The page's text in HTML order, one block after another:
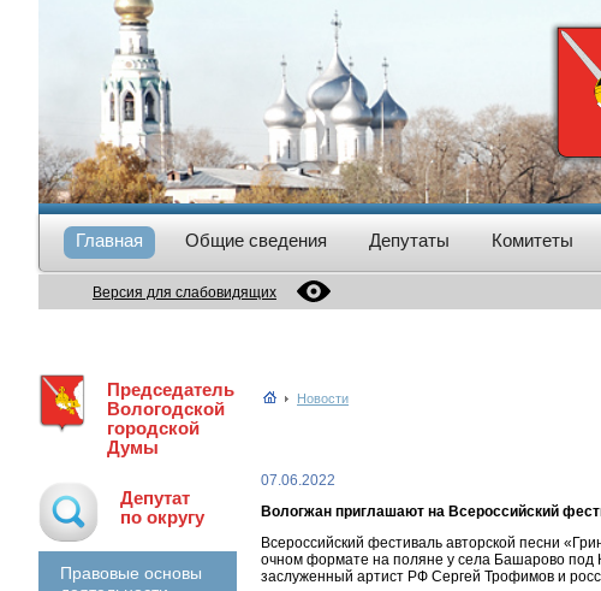
Главная Общие сведения Депутаты Комитеты
Версия для слабовидящих
Председатель
Вологодской
городской
Думы
Депутат
по округу
Правовые основы
Новости
07.06.2022
Вологжан приглашают на Всероссийский
Всероссийский фестиваль авторской песни
очном формате на поляне у села Башарово под
заслуженный артист РФ Сергей Трофимов и